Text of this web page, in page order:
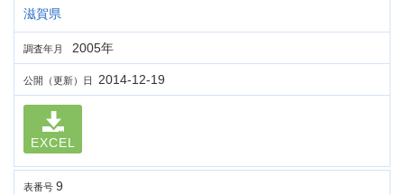
滋賀県
調査年月 2005年
公開（更新）日 2014-12-19
EXCEL
表番号 9